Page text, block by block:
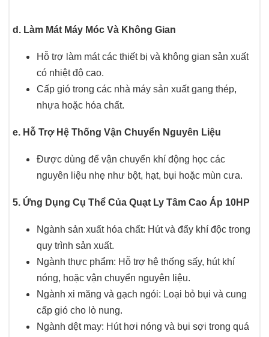
d. Làm Mát Máy Móc Và Không Gian
Hỗ trợ làm mát các thiết bị và không gian sản xuất
có nhiệt độ cao.
Cấp gió trong các nhà máy sản xuất gang thép,
nhựa hoặc hóa chất.
e. Hỗ Trợ Hệ Thống Vận Chuyển Nguyên Liệu
Được dùng để vận chuyển khí động học các
nguyên liệu nhẹ như bột, hạt, bụi hoặc mùn cưa.
5. Ứng Dụng Cụ Thể Của Quạt Ly Tâm Cao Áp 10HP
Ngành sản xuất hóa chất: Hút và đẩy khí độc trong
quy trình sản xuất.
Ngành thực phẩm: Hỗ trợ hệ thống sấy, hút khí
nóng, hoặc vận chuyển nguyên liệu.
Ngành xi măng và gạch ngói: Loại bỏ bụi và cung
cấp gió cho lò nung.
Ngành dệt may: Hút hơi nóng và bụi sợi trong quá